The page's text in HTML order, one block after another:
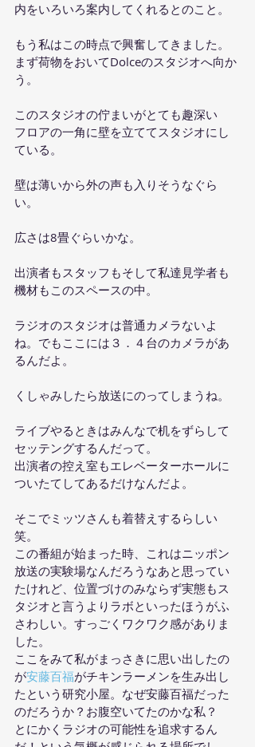
内をいろいろ案内してくれるとのこと。
もう私はこの時点で興奮してきました。
まず荷物をおいてDolceのスタジオへ向か
う。
このスタジオの佇まいがとても趣深い
フロアの一角に壁を立ててスタジオにし
ている。
壁は薄いから外の声も入りそうなぐら
い。
広さは8畳ぐらいかな。
出演者もスタッフもそして私達見学者も
機材もこのスペースの中。
ラジオのスタジオは普通カメラないよ
ね。でもここには３．４台のカメラがあ
るんだよ。
くしゃみしたら放送にのってしまうね。
ライブやるときはみんなで机をずらして
セッテングするんだって。
出演者の控え室もエレベーターホールに
ついたてしてあるだけなんだよ。
そこでミッツさんも着替えするらしい
笑。
この番組が始まった時、これはニッポン
放送の実験場なんだろうなあと思ってい
たけれど、位置づけのみならず実態もス
タジオと言うよりラボといったほうがふ
さわしい。すっごくワクワク感がありま
した。
ここをみて私がまっさきに思い出したの
が安藤百福がチキンラーメンを生み出し
たという研究小屋。なぜ安藤百福だった
のだろうか？お腹空いてたのかな私？
とにかくラジオの可能性を追求するん